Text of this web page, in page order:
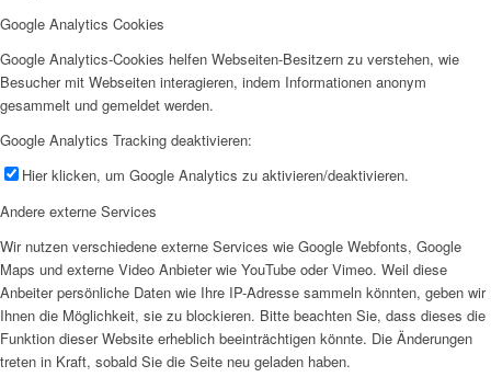
Google Analytics Cookies
Google Analytics-Cookies helfen Webseiten-Besitzern zu verstehen, wie
Besucher mit Webseiten interagieren, indem Informationen anonym
gesammelt und gemeldet werden.
Google Analytics Tracking deaktivieren:
Hier klicken, um Google Analytics zu aktivieren/deaktivieren.
Andere externe Services
Wir nutzen verschiedene externe Services wie Google Webfonts, Google
Maps und externe Video Anbieter wie YouTube oder Vimeo. Weil diese
Anbeiter persönliche Daten wie Ihre IP-Adresse sammeln könnten, geben wir
Ihnen die Möglichkeit, sie zu blockieren. Bitte beachten Sie, dass dieses die
Funktion dieser Website erheblich beeinträchtigen könnte. Die Änderungen
treten in Kraft, sobald Sie die Seite neu geladen haben.